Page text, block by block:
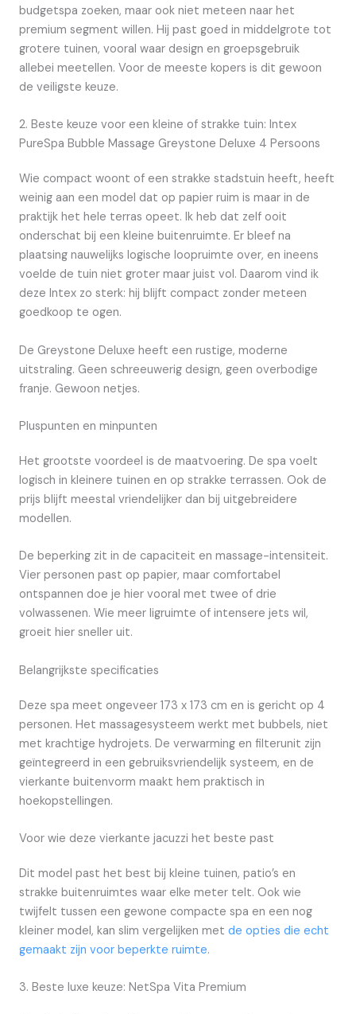
budgetspa zoeken, maar ook niet meteen naar het
premium segment willen. Hij past goed in middelgrote tot
grotere tuinen, vooral waar design en groepsgebruik
allebei meetellen. Voor de meeste kopers is dit gewoon
de veiligste keuze.
2. Beste keuze voor een kleine of strakke tuin: Intex
PureSpa Bubble Massage Greystone Deluxe 4 Persoons
Wie compact woont of een strakke stadstuin heeft, heeft
weinig aan een model dat op papier ruim is maar in de
praktijk het hele terras opeet. Ik heb dat zelf ooit
onderschat bij een kleine buitenruimte. Er bleef na
plaatsing nauwelijks logische loopruimte over, en ineens
voelde de tuin niet groter maar juist vol. Daarom vind ik
deze Intex zo sterk: hij blijft compact zonder meteen
goedkoop te ogen.
De Greystone Deluxe heeft een rustige, moderne
uitstraling. Geen schreeuwerig design, geen overbodige
franje. Gewoon netjes.
Pluspunten en minpunten
Het grootste voordeel is de maatvoering. De spa voelt
logisch in kleinere tuinen en op strakke terrassen. Ook de
prijs blijft meestal vriendelijker dan bij uitgebreidere
modellen.
De beperking zit in de capaciteit en massage-intensiteit.
Vier personen past op papier, maar comfortabel
ontspannen doe je hier vooral met twee of drie
volwassenen. Wie meer ligruimte of intensere jets wil,
groeit hier sneller uit.
Belangrijkste specificaties
Deze spa meet ongeveer 173 x 173 cm en is gericht op 4
personen. Het massagesysteem werkt met bubbels, niet
met krachtige hydrojets. De verwarming en filterunit zijn
geïntegreerd in een gebruiksvriendelijk systeem, en de
vierkante buitenvorm maakt hem praktisch in
hoekopstellingen.
Voor wie deze vierkante jacuzzi het beste past
Dit model past het best bij kleine tuinen, patio’s en
strakke buitenruimtes waar elke meter telt. Ook wie
twijfelt tussen een gewone compacte spa en een nog
kleiner model, kan slim vergelijken met de opties die echt
gemaakt zijn voor beperkte ruimte.
3. Beste luxe keuze: NetSpa Vita Premium